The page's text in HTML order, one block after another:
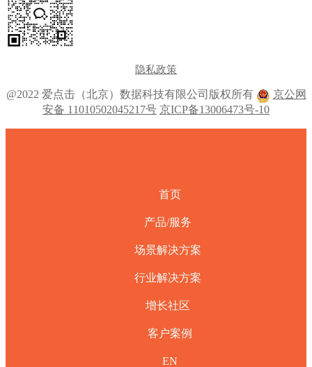
隐私政策
@2022 爱点击（北京）数据科技有限公司版权所有
京公网
安备 11010502045217号 京ICP备13006473号-10
首页
产品/服务
场景解决方案
行业解决方案
增长社区
客户案例
EN